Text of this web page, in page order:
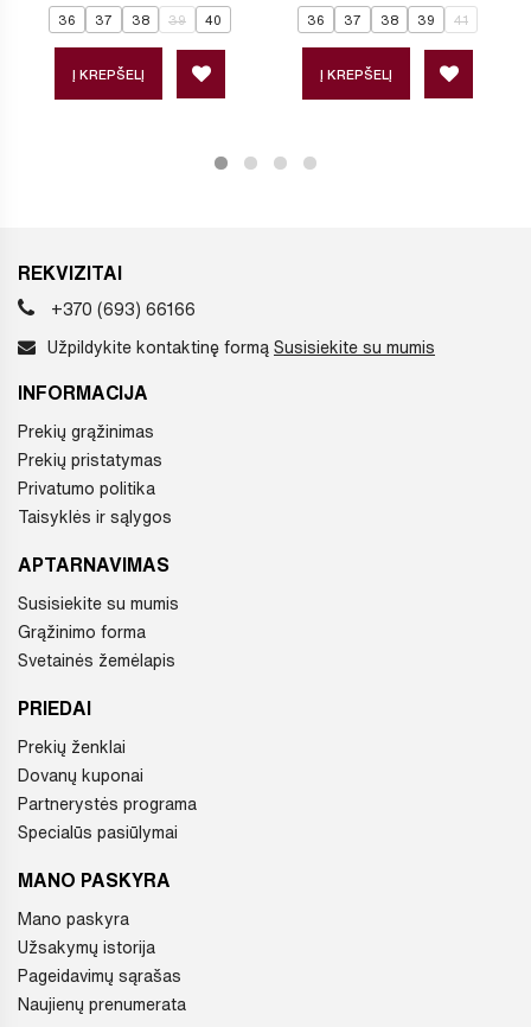
36 37 38 39 40
Į KREPŠELĮ
36 37 38 39 41
Į KREPŠELĮ
REKVIZITAI
+370 (693) 66166
Užpildykite kontaktinę formą Susisiekite su mumis
INFORMACIJA
Prekių grąžinimas
Prekių pristatymas
Privatumo politika
Taisyklės ir sąlygos
APTARNAVIMAS
Susisiekite su mumis
Grąžinimo forma
Svetainės žemėlapis
PRIEDAI
Prekių ženklai
Dovanų kuponai
Partnerystės programa
Specialūs pasiūlymai
MANO PASKYRA
Mano paskyra
Užsakymų istorija
Pageidavimų sąrašas
Naujienų prenumerata